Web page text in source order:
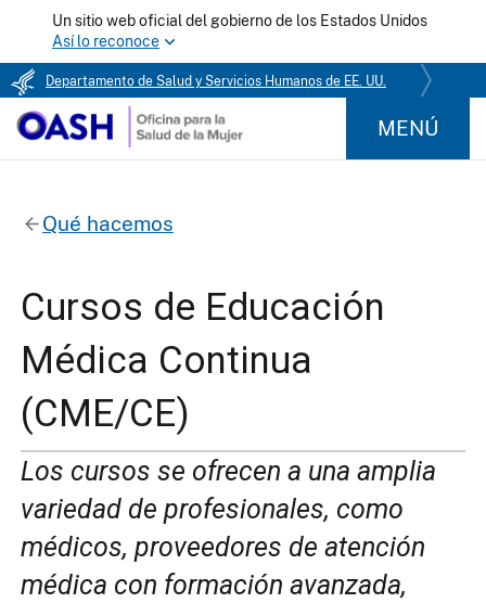
Un sitio web oficial del gobierno de los Estados Unidos
Así lo reconoce
Departamento de Salud y Servicios Humanos de EE. UU.
MENÚ
Qué hacemos
Cursos de Educación
Médica Continua
(CME/CE)
Los cursos se ofrecen a una amplia
variedad de profesionales, como
médicos, proveedores de atención
médica con formación avanzada,